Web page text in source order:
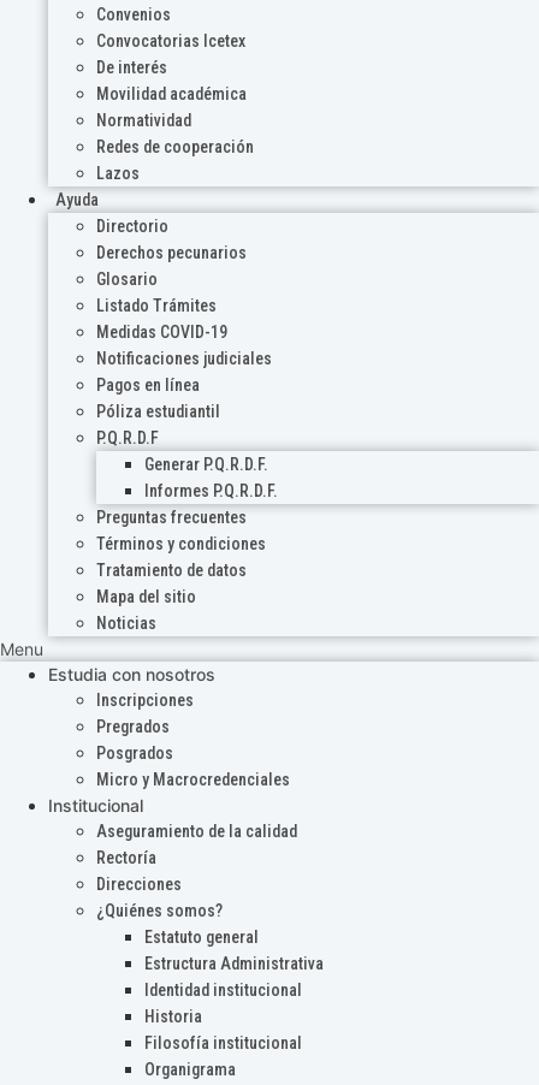
Convenios
Convocatorias Icetex
De interés
Movilidad académica
Normatividad
Redes de cooperación
Lazos
Ayuda
Directorio
Derechos pecunarios
Glosario
Listado Trámites
Medidas COVID-19
Notificaciones judiciales
Pagos en línea
Póliza estudiantil
P.Q.R.D.F
Generar P.Q.R.D.F.
Informes P.Q.R.D.F.
Preguntas frecuentes
Términos y condiciones
Tratamiento de datos
Mapa del sitio
Noticias
Menu
Estudia con nosotros
Inscripciones
Pregrados
Posgrados
Micro y Macrocredenciales
Institucional
Aseguramiento de la calidad
Rectoría
Direcciones
¿Quiénes somos?
Estatuto general
Estructura Administrativa
Identidad institucional
Historia
Filosofía institucional
Organigrama